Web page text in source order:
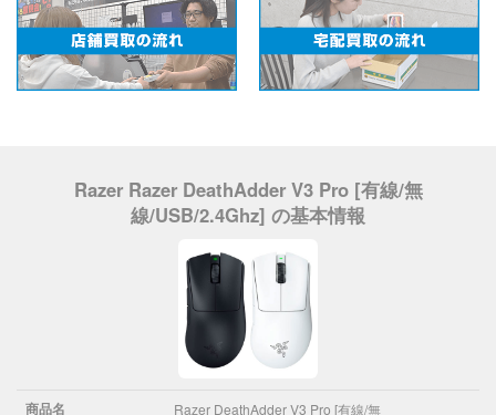
Razer Razer DeathAdder V3 Pro [有線/無
線/USB/2.4Ghz] の基本情報
商品名 Razer DeathAdder V3 Pro [有線/無